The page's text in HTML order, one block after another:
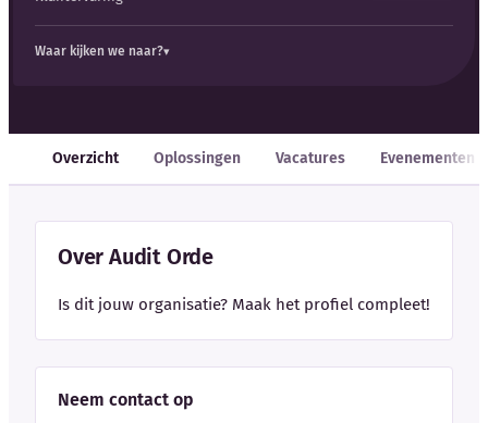
Waar kijken we naar?
Overzicht Oplossingen Vacatures Evenementen
Over Audit Orde
Is dit jouw organisatie? Maak het profiel compleet!
Neem contact op